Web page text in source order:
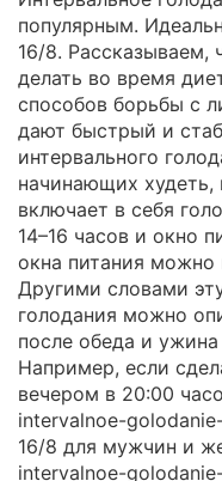
популярным.
16/8. Рассказываем,
делать во время
способов борьбы с
дают быстрый и
интервального
начинающих
включает в себя
14–16 часов и окно
окна питания
Другими словами
голодания можно
после обеда и
Например, если
вечером в 20:00
intervalnoe-
16/8 для мужчин и
intervalnoe-